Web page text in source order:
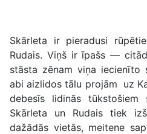
Skārleta ir pieradusi
Rudais. Viņš ir īpašs —
stāsta zēnam viņa
abi aizlidos tālu projām uz
debesīs lidinās tūkstošiem
Skārleta un Rudais tiek
dažādās vietās, meitene